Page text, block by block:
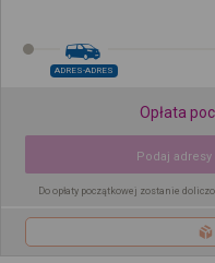
ADRES-ADRES
Opłata
Podaj adresy
Do opłaty początkowej zostanie